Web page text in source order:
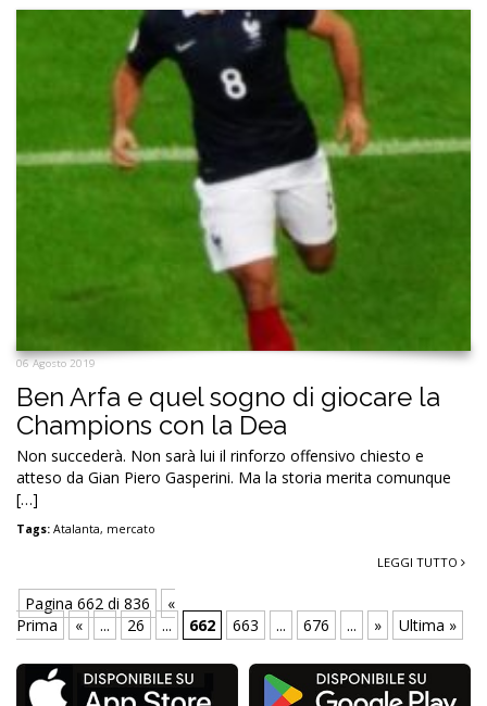
06 Agosto 2019
Ben Arfa e quel sogno di giocare la
Champions con la Dea
Non succederà. Non sarà lui il rinforzo offensivo chiesto e
atteso da Gian Piero Gasperini. Ma la storia merita comunque
[…]
Tags: Atalanta, mercato
LEGGI TUTTO
Pagina 662 di 836
«
Prima
« ... 26 ... 662 663 ... 676 ... » Ultima »